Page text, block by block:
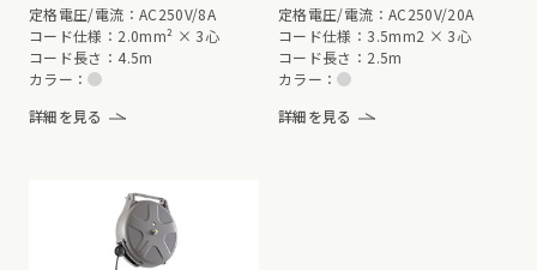
定格電圧/電流：AC250V/8A
コード仕様：2.0mm² × 3心
コード長さ：4.5m
カラー：
詳細を見る
定格電圧/電流：AC250V/20A
コード仕様：3.5mm2 × 3心
コード長さ：2.5m
カラー：
詳細を見る